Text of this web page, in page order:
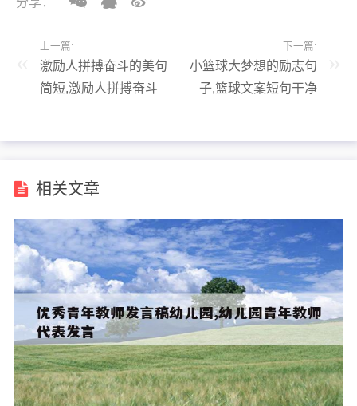
上一篇:
激励人拼搏奋斗的美句
简短,激励人拼搏奋斗
下一篇:
小篮球大梦想的励志句
子,篮球文案短句干净
相关文章